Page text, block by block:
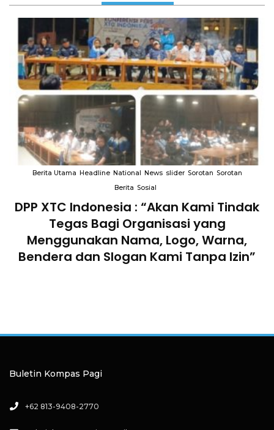
Berita Utama Headline National News slider Sorotan Sorotan
Berita Sosial
DPP XTC Indonesia : “Akan Kami Tindak
Tegas Bagi Organisasi yang
Menggunakan Nama, Logo, Warna,
Bendera dan Slogan Kami Tanpa Izin”
Buletin Kompas Pagi
+62 813-9408-2770